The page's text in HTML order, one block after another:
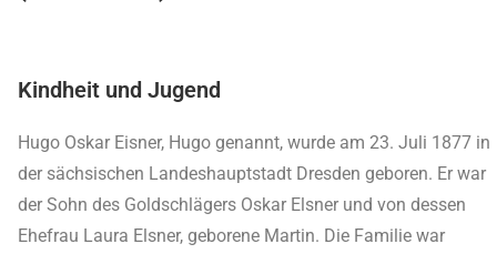
Kindheit und Jugend
Hugo Oskar Eisner, Hugo genannt, wurde am 23. Juli 1877 in
der sächsischen Landeshauptstadt Dresden geboren. Er war
der Sohn des Goldschlägers Oskar Elsner und von dessen
Ehefrau Laura Elsner, geborene Martin. Die Familie war